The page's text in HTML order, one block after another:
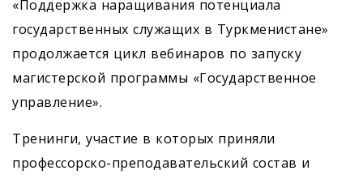
«Поддержка наращивания потенциала
государственных служащих в Туркменистане»
продолжается цикл вебинаров по запуску
магистерской программы «Государственное
управление».
Тренинги, участие в которых приняли
профессорско-преподавательский состав и